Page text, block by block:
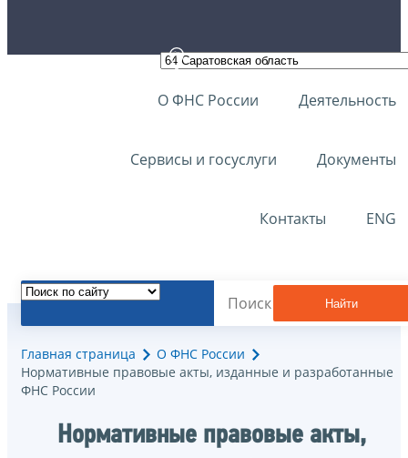
О ФНС России Деятельность
Сервисы и госуслуги Документы
Контакты ENG
Найти
Главная страница
О ФНС России
Нормативные правовые акты, изданные и разработанные
ФНС России
Нормативные правовые акты,